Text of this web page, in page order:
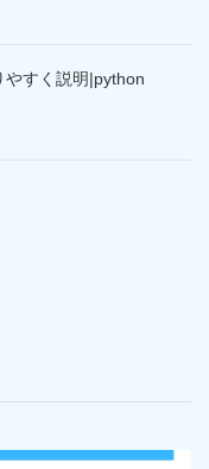
やすく説明|python